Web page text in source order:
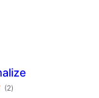
(2total
de
)